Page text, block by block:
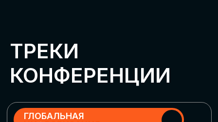
ЦИФРОВИЗАЦИЯ
МАРКЕТИНГА И ПРОДАЖ
Обменяемся опытом, какие ИИ-решения
в маркетинге и продажах наиболее
рекламными кампаниями показывают
наибольшую эффективность